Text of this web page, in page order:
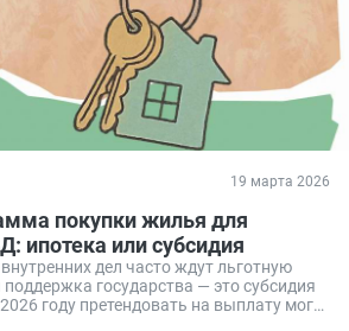
19 марта 2026
покупки жилья для
ипотека или субсидия
дел часто ждут льготную
поддержка государства — это субсидия
году претендовать на выплату могут